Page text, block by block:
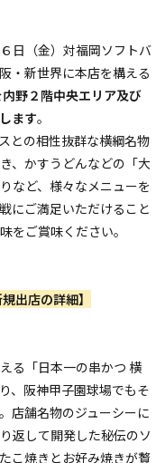
日（金）対福岡ソフトバ
・新世界に本店を構える
内野２階中央エリア及び
ます。
との相性抜群な横綱名物
、かすうどんなどの「大
など、様々なメニューを
にご満足いただけること
をご賞味ください。
出店の詳細】
る「日本一の串かつ 横
、阪神甲子園球場でもそ
店舗名物のジューシーに
返して開発した秘伝のソ
こ焼きとお好み焼きが贅